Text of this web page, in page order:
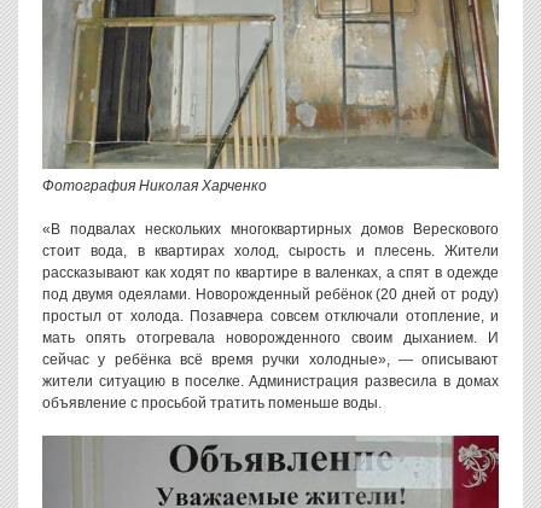
Фотография Николая Харченко
«В подвалах нескольких многоквартирных домов Верескового
стоит вода, в квартирах холод, сырость и плесень. Жители
рассказывают как ходят по квартире в валенках, а спят в одежде
под двумя одеялами. Новорожденный ребёнок (20 дней от роду)
простыл от холода. Позавчера совсем отключали отопление, и
мать опять отогревала новорожденного своим дыханием. И
сейчас у ребёнка всё время ручки холодные», — описывают
жители ситуацию в поселке. Администрация развесила в домах
объявление с просьбой тратить поменьше воды.